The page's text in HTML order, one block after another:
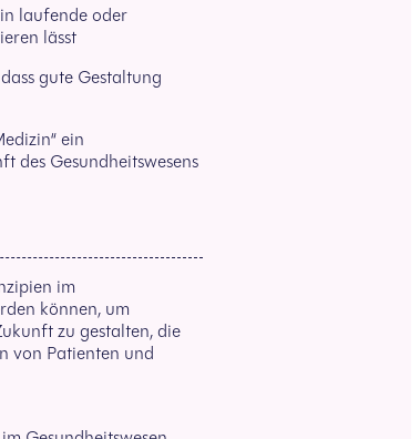
laufende oder
lässt
gute Gestaltung
ein
des Gesundheitswesens
im
können, um
zu gestalten, die
von Patienten und